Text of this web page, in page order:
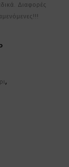
Διαφορές
,